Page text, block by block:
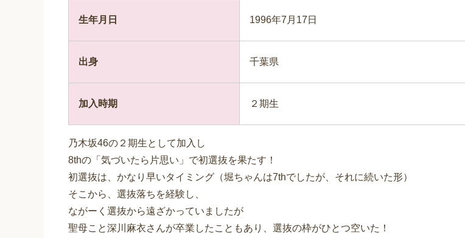
生年月日 1996年7月17日
出身 千葉県
加入時期 ２期生
乃木坂46の２期生として加入し
8thの「気づいたら片思い」で初選抜を果たす！
初選抜は、かなり早いタイミング（堀ちゃんは7thでしたが、それに続いた形）
そこから、選抜落ちを経験し、
ながーく選抜から遠ざかっていましたが
聖母こと深川麻衣さんが卒業したこともあり、選抜の枠がひとつ空いた！